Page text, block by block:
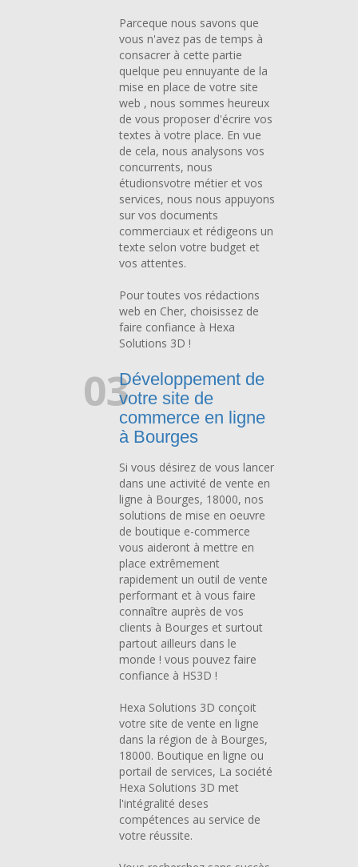
Parceque nous savons que
vous n'avez pas de temps à
consacrer à cette partie
quelque peu ennuyante de la
mise en place de votre site
web , nous sommes heureux
de vous proposer d'écrire vos
textes à votre place. En vue
de cela, nous analysons vos
concurrents, nous
étudionsvotre métier et vos
services, nous nous appuyons
sur vos documents
commerciaux et rédigeons un
texte selon votre budget et
vos attentes.
Pour toutes vos rédactions
web en Cher, choisissez de
faire confiance à Hexa
Solutions 3D !
03Développement de
votre site de
commerce en ligne
à Bourges
Si vous désirez de vous lancer
dans une activité de vente en
ligne à Bourges, 18000, nos
solutions de mise en oeuvre
de boutique e-commerce
vous aideront à mettre en
place extrêmement
rapidement un outil de vente
performant et à vous faire
connaître auprès de vos
clients à Bourges et surtout
partout ailleurs dans le
monde ! vous pouvez faire
confiance à HS3D !
Hexa Solutions 3D conçoit
votre site de vente en ligne
dans la région de à Bourges,
18000. Boutique en ligne ou
portail de services, La société
Hexa Solutions 3D met
l'intégralité deses
compétences au service de
votre réussite.